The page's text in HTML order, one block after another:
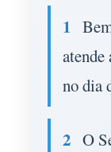
1
no dia
2 O